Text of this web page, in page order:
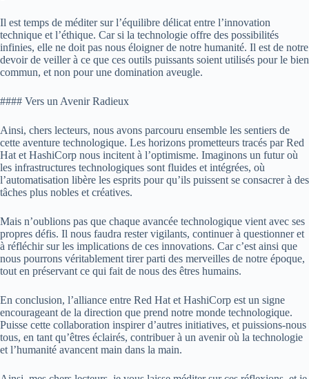
Il est temps de méditer sur l’équilibre délicat entre l’innovation
technique et l’éthique. Car si la technologie offre des possibilités
infinies, elle ne doit pas nous éloigner de notre humanité. Il est de notre
devoir de veiller à ce que ces outils puissants soient utilisés pour le bien
commun, et non pour une domination aveugle.
#### Vers un Avenir Radieux
Ainsi, chers lecteurs, nous avons parcouru ensemble les sentiers de
cette aventure technologique. Les horizons prometteurs tracés par Red
Hat et HashiCorp nous incitent à l’optimisme. Imaginons un futur où
les infrastructures technologiques sont fluides et intégrées, où
l’automatisation libère les esprits pour qu’ils puissent se consacrer à des
tâches plus nobles et créatives.
Mais n’oublions pas que chaque avancée technologique vient avec ses
propres défis. Il nous faudra rester vigilants, continuer à questionner et
à réfléchir sur les implications de ces innovations. Car c’est ainsi que
nous pourrons véritablement tirer parti des merveilles de notre époque,
tout en préservant ce qui fait de nous des êtres humains.
En conclusion, l’alliance entre Red Hat et HashiCorp est un signe
encourageant de la direction que prend notre monde technologique.
Puisse cette collaboration inspirer d’autres initiatives, et puissions-nous
tous, en tant qu’êtres éclairés, contribuer à un avenir où la technologie
et l’humanité avancent main dans la main.